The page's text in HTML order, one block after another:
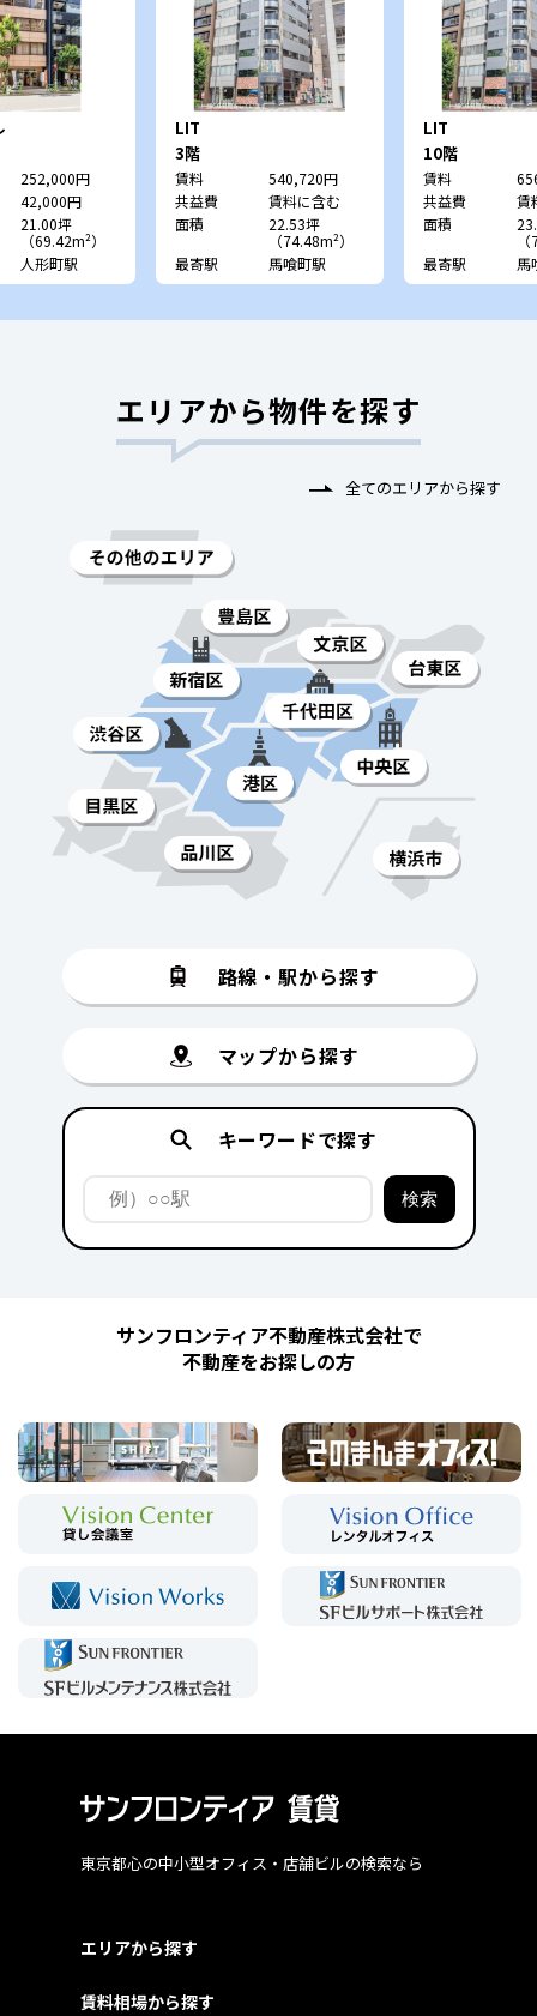
252,000円
42,000円
21.00坪
（69.42m²）
人形町駅
LIT
3階
賃料
540,720円
共益費
賃料に含む
面積
22.53坪
（74.48m²）
最寄駅
馬喰町駅
LIT
10階
賃料
共益費
賃
面積
最寄駅
馬
エリアから物件を探す
全てのエリアから探す
路線・駅から探す
マップから探す
キーワードで探す
サンフロンティア不動産株式会社で
不動産をお探しの方
東京都心の中小型オフィス・店舗ビルの検索なら
エリアから探す
賃料相場から探す